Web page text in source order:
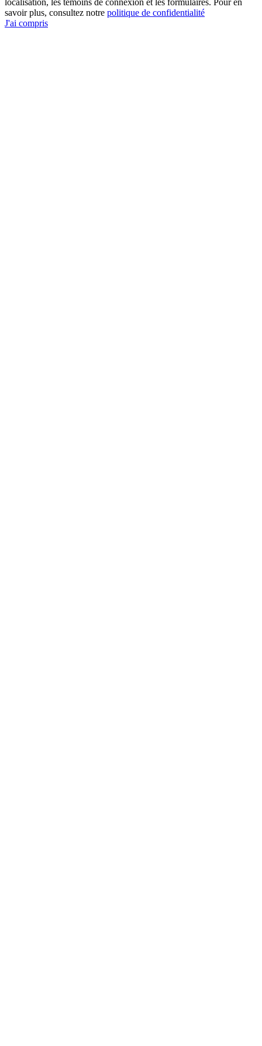
localisation, les témoins de connexion et les formulaires. Pour en
savoir plus, consultez notre politique de confidentialité
J'ai compris